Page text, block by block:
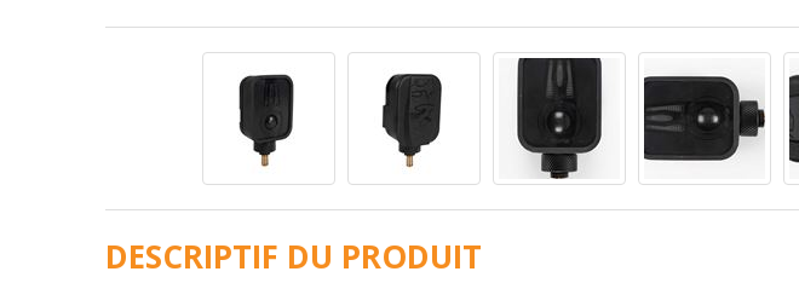
DESCRIPTIF DU PRODUIT